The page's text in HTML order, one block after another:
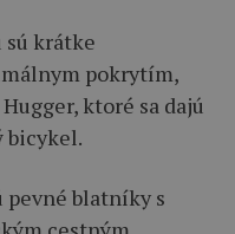
sú krátke
pokrytím,
ktoré sa dajú
bicykel.
pevné blatníky s